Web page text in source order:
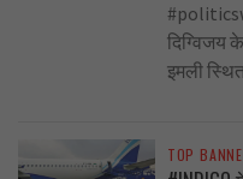
दिग्विजय
इमली
TOP